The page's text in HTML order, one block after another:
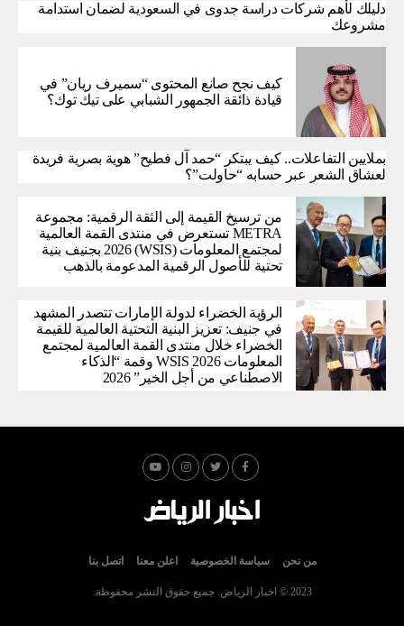
دليلك لأهم شركات دراسة جدوى في السعودية لضمان استدامة
مشروعك
كيف نجح صانع المحتوى “سميرف ريان” في
قيادة ذائقة الجمهور الشبابي على تيك توك؟
بملايين التفاعلات.. كيف يبتكر “حمد آل فطيح” هوية بصرية فريدة
لعشاق الشعر عبر حسابه “حاولت”؟
من ترسيخ القيمة إلى الثقة الرقمية: مجموعة
METRA تستعرض في منتدى القمة العالمية
لمجتمع المعلومات (WSIS) 2026 بجنيف بنية
تحتية للأصول الرقمية المدعومة بالذهب
الرؤية الخضراء لدولة الإمارات تتصدر المشهد
في جنيف: تعزيز البنية التحتية العالمية للقيمة
الخضراء خلال منتدى القمة العالمية لمجتمع
المعلومات WSIS 2026 وقمة “الذكاء
الاصطناعي من أجل الخير” 2026
من نحن سياسة الخصوصية اعلن معنا اتصل بنا
2023 © اخبار الرياض. جميع حقوق النشر محفوظة.